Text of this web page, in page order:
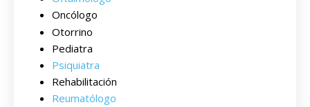
Oncólogo
Otorrino
Pediatra
Psiquiatra
Rehabilitación
Reumatólogo